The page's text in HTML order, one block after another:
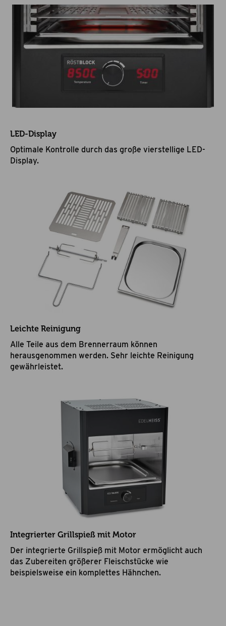
LED-Display
Optimale Kontrolle durch das große vierstellige LED-
Display.
Leichte Reinigung
Alle Teile aus dem Brennerraum können
herausgenommen werden. Sehr leichte Reinigung
gewährleistet.
Integrierter Grillspieß mit Motor
Der integrierte Grillspieß mit Motor ermöglicht auch
das Zubereiten größerer Fleischstücke wie
beispielsweise ein komplettes Hähnchen.